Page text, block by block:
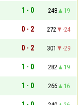
1 - 0 248
19
0 - 2 272
-24
0 - 2 301
-29
1 - 0 282
19
1 - 0 266
16